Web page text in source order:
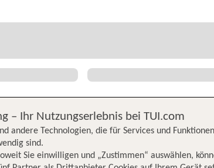
– Ihr Nutzungserlebnis bei TUI.com
andere Technologien, die für Services und
sind.
Sie einwilligen und „Zustimmen“ auswählen,